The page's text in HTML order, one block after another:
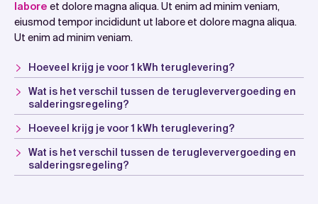
labore et dolore magna aliqua. Ut enim ad minim veniam,
eiusmod tempor incididunt ut labore et dolore magna aliqua.
Ut enim ad minim veniam.
Hoeveel krijg je voor 1 kWh teruglevering?
Wat is het verschil tussen de terugleververgoeding en
salderingsregeling?
Hoeveel krijg je voor 1 kWh teruglevering?
Wat is het verschil tussen de terugleververgoeding en
salderingsregeling?